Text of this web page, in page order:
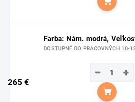
Do
Farba: Nám. modrá,
DOSTUPNÉ DO PRACOVNÝCH 10-
265 €
+
−
Do